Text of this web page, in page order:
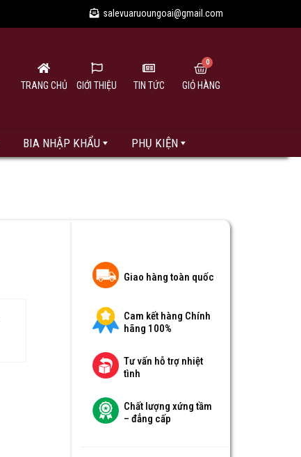
salevuaruoungoai@gmail.com
TRANG CHỦ GIỚI THIỆU TIN TỨC GIỎ HÀNG
BIA NHẬP KHẨU PHỤ KIỆN
Giao hàng toàn quốc
Cam kết hàng Chính
hãng 100%
Tư vấn hỗ trợ nhiệt
tình
Chất lượng xứng tầm
– đẳng cấp